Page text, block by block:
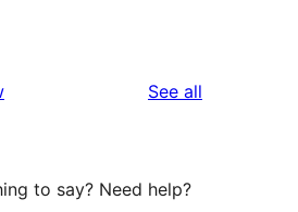
See all
to say? Need help?